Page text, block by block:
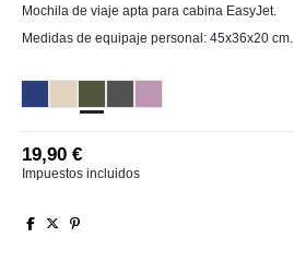
Mochila de viaje apta para cabina EasyJet.
Medidas de equipaje personal: 45x36x20 cm.
19,90 €
Impuestos incluidos